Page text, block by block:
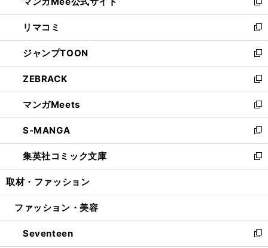
ド
ウ
で
開
く
ィ
ン
ド
ウ
で
開
く
い
ウ
ィ
ン
ド
ウ
で
開
く
新
し
い
ウ
ィ
ン
ド
ウ
で
開
く
リマコミ
新
し
い
ウ
ィ
ン
ド
ウ
で
開
く
ジャンプTOON
新
し
い
ウ
ィ
ン
ド
ウ
で
開
ZEBRACK
新
し
い
ウ
ィ
ン
ド
ウ
開
マンガMeets
新
し
い
ウ
ィ
ン
ウ
開
く
S-MANGA
新
し
い
ウ
ン
ウ
で
集英社コミック文庫
新
し
ウ
ン
ド
取材・ファッション
ファッション・美容
Seventeen
新